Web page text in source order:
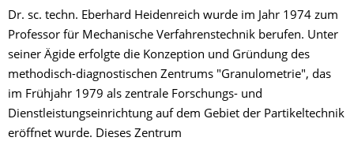
Dr. sc. techn. Eberhard Heidenreich wurde im Jahr 1974 zum
Professor für Mechanische Verfahrenstechnik berufen. Unter
seiner Ägide erfolgte die Konzeption und Gründung des
methodisch-diagnostischen Zentrums "Granulometrie", das
im Frühjahr 1979 als zentrale Forschungs- und
Dienstleistungseinrichtung auf dem Gebiet der Partikeltechnik
eröffnet wurde. Dieses Zentrum